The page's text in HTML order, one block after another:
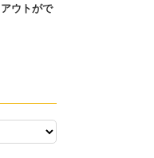
ウトがで